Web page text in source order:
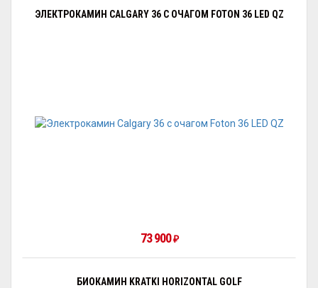
ЭЛЕКТРОКАМИН CALGARY 36 С ОЧАГОМ FOTON 36 LED QZ
73 900₽
БИОКАМИН KRATKI HORIZONTAL GOLF